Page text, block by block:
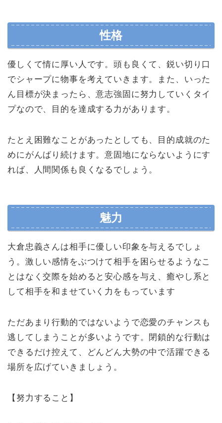
性格
優しくて情に厚い人です。頭も良くて、鋭い切り口
でシャープに物事を考えていきます。また、いった
ん目標が決まったら、意志強固に努力していくタイ
プなので、目的を達成する力があります。
たとえ困難なことがあったとしても、目的成就のた
めにがんばり続けます。意固地にならないようにす
れば、人間関係も良くなるでしょう。
魅力
大倉忠義さんは相手に優しい印象を与えるでしょ
う。激しい感情をぶつけて相手を困らせるようなこ
とはなく交際を始めると安心感を与え、癒やし系と
して相手を和ませていく力をもっています
ただあまり行動的ではないようで恋愛のチャンスも
逃してしまうことが多いようです。閉鎖的な行動は
できるだけ控えて、どんどん大勢の中で活躍できる
場所を広げていきましょう。
【努力すること】